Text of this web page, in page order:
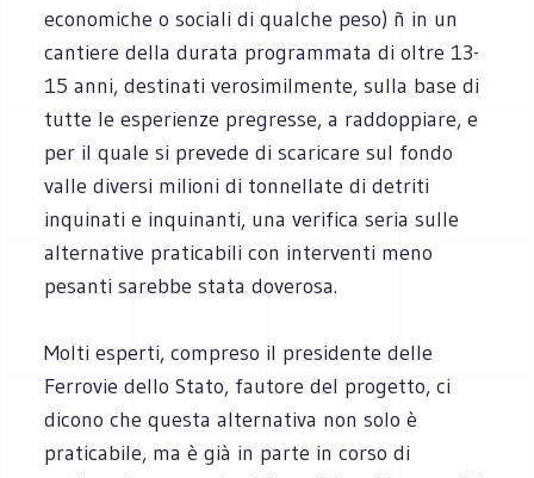
economiche o sociali di qualche peso) ñ in un
cantiere della durata programmata di oltre 13-
15 anni, destinati verosimilmente, sulla base di
tutte le esperienze pregresse, a raddoppiare, e
per il quale si prevede di scaricare sul fondo
valle diversi milioni di tonnellate di detriti
inquinati e inquinanti, una verifica seria sulle
alternative praticabili con interventi meno
pesanti sarebbe stata doverosa.
Molti esperti, compreso il presidente delle
Ferrovie dello Stato, fautore del progetto, ci
dicono che questa alternativa non solo è
praticabile, ma è già in parte in corso di